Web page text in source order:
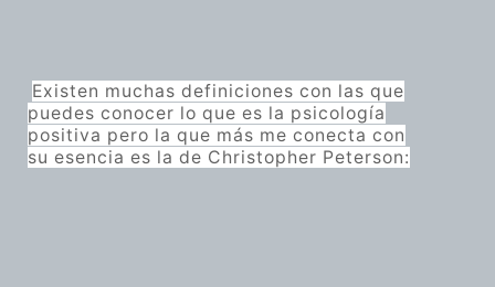
Existen muchas definiciones con las que
puedes conocer lo que es la psicología
positiva pero la que más me conecta con
su esencia es la de Christopher Peterson: